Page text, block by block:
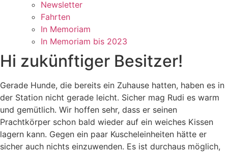
Newsletter
Fahrten
In Memoriam
In Memoriam bis 2023
Hi zukünftiger Besitzer!
Gerade Hunde, die bereits ein Zuhause hatten, haben es in
der Station nicht gerade leicht. Sicher mag Rudi es warm
und gemütlich. Wir hoffen sehr, dass er seinen
Prachtkörper schon bald wieder auf ein weiches Kissen
lagern kann. Gegen ein paar Kuscheleinheiten hätte er
sicher auch nichts einzuwenden. Es ist durchaus möglich,